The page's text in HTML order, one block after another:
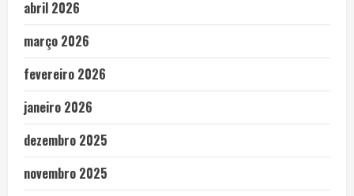
abril 2026
março 2026
fevereiro 2026
janeiro 2026
dezembro 2025
novembro 2025